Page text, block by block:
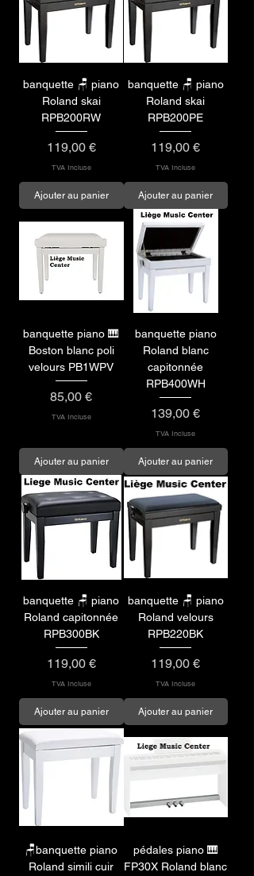
banquette 🪑 piano
Roland skai
RPB200RW
Prix
119,00 €
TVA Incluse
Ajouter au panier
banquette 🪑 piano
Roland skai
RPB200PE
Prix
119,00 €
TVA Incluse
Ajouter au panier
banquette piano 🎹
Boston blanc poli
velours PB1WPV
Prix
85,00 €
TVA Incluse
Ajouter au panier
banquette piano
Roland blanc
capitonnée
RPB400WH
Prix
139,00 €
TVA Incluse
Ajouter au panier
banquette 🪑 piano
Roland capitonnée
RPB300BK
Prix
119,00 €
TVA Incluse
Ajouter au panier
banquette 🪑 piano
Roland velours
RPB220BK
Prix
119,00 €
TVA Incluse
Ajouter au panier
🪑banquette piano
Roland simili cuir
pédales piano 🎹
FP30X Roland blanc